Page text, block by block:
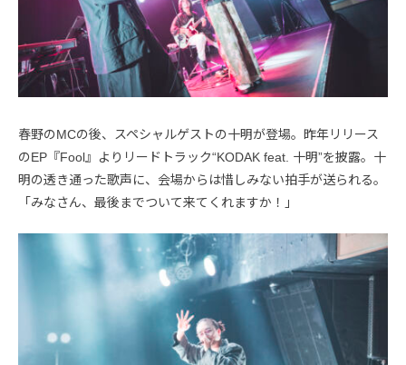
春野のMCの後、スペシャルゲストの十明が登場。昨年リリース
のEP『Fool』よりリードトラック“KODAK feat. 十明”を披露。十
明の透き通った歌声に、会場からは惜しみない拍手が送られる。
「みなさん、最後までついて来てくれますか！」